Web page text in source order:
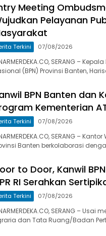
Meeting
Pelayanan
Terkini 07/08/2026
SERANG –
(BPN) Provinsi Banten,
BPN Banten dan
Kementerian
Terkini 07/08/2026
SERANG –
Banten berkolaborasi
to Door, Kanwil
RI Serahkan
Terkini 07/08/2026
SERANG –
dan Tata Ruang/Badan